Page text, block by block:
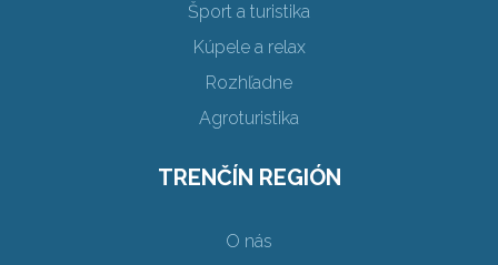
Šport a turistika
Kúpele a relax
Rozhľadne
Agroturistika
TRENČÍN REGIÓN
O nás